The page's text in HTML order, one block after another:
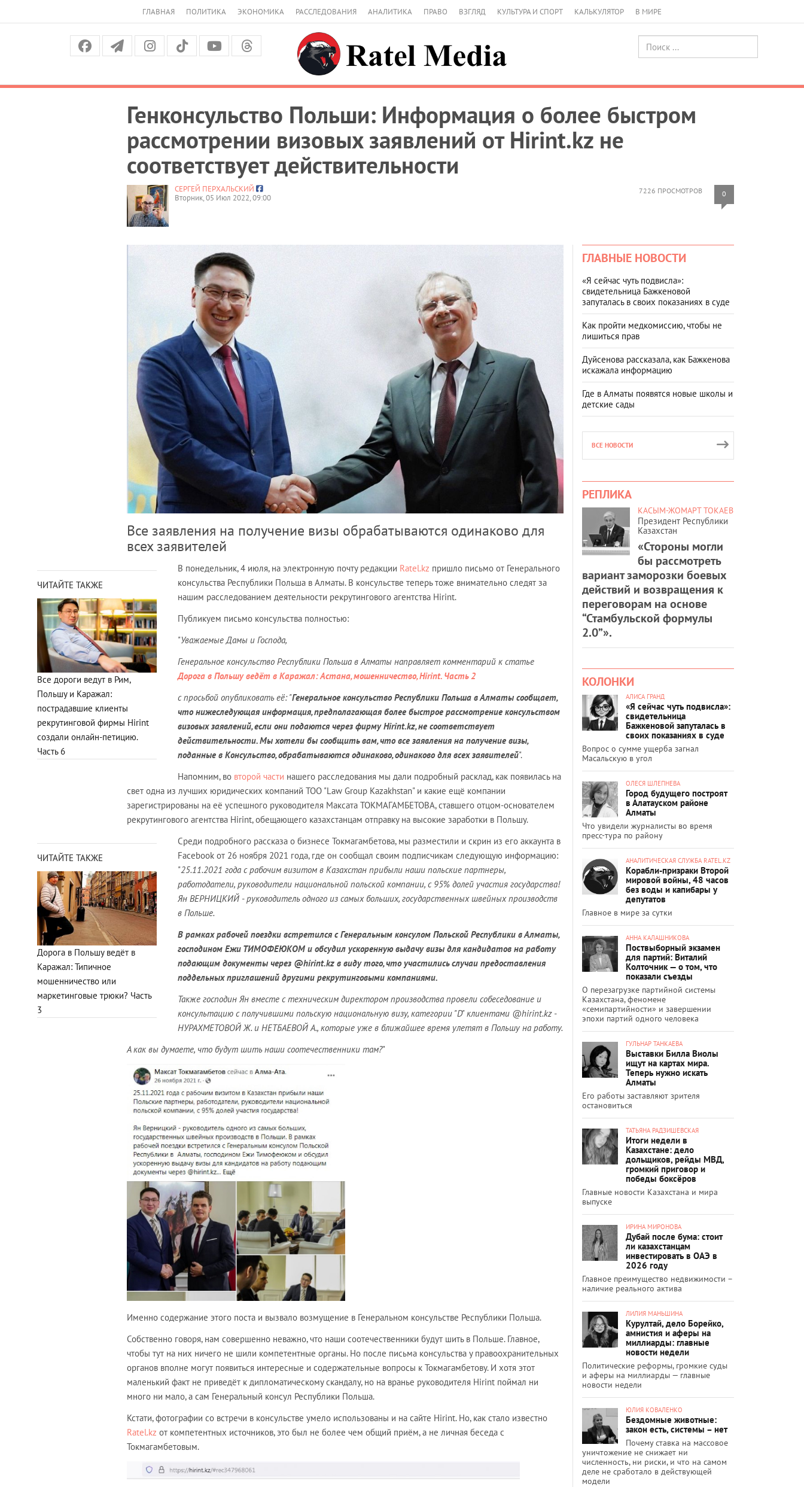
ГЛАВНАЯ ПОЛИТИКА ЭКОНОМИКА РАССЛЕДОВАНИЯ АНАЛИТИКА ПРАВО ВЗГЛЯД КУЛЬТУРА И СПОРТ КАЛЬКУЛЯТОР В МИРЕ
Генконсульство Польши: Информация о более быстром
рассмотрении визовых заявлений от Hirint.kz не
соответствует действительности
7226 ПРОСМОТРОВ 0
СЕРГЕЙ ПЕРХАЛЬСКИЙ
Вторник, 05 Июл 2022, 09:00
Все заявления на получение визы обрабатываются одинаково для
всех заявителей
ЧИТАЙТЕ ТАКЖЕ
Все дороги ведут в Рим,
Польшу и Каражал:
пострадавшие клиенты
рекрутинговой фирмы Hirint
создали онлайн-петицию.
Часть 6
В понедельник, 4 июля, на электронную почту редакции Ratel.kz пришло письмо от Генерального
консульства Республики Польша в Алматы. В консульстве теперь тоже внимательно следят за
нашим расследованием деятельности рекрутингового агентства Hirint.
Публикуем письмо консульства полностью:
"Уважаемые Дамы и Господа,
Генеральное консульство Республики Польша в Алматы направляет комментарий к статье
Дорога в Польшу ведёт в Каражал: Астана, мошенничество, Hirint. Часть 2
с просьбой опубликовать её: "Генеральное консульство Республики Польша в Алматы сообщает,
что нижеследующая информация, предполагающая более быстрое рассмотрение консульством
визовых заявлений, если они подаются через фирму Hirint.kz, не соответствует
действительности. Мы хотели бы сообщить вам, что все заявления на получение визы,
поданные в Консульство, обрабатываются одинаково, одинаково для всех заявителей".
Напомним, во второй части нашего расследования мы дали подробный расклад, как появилась на
свет одна из лучших юридических компаний ТОО "Law Group Kazakhstan" и какие ещё компании
зарегистрированы на её успешного руководителя Максата ТОКМАГАМБЕТОВА, ставшего отцом-основателем
рекрутингового агентства Hirint, обещающего казахстанцам отправку на высокие заработки в Польшу.
ЧИТАЙТЕ ТАКЖЕ
Дорога в Польшу ведёт в
Каражал: Типичное
мошенничество или
маркетинговые трюки? Часть
3
Среди подробного рассказа о бизнесе Токмагамбетова, мы разместили и скрин из его аккаунта в
Facebook от 26 ноября 2021 года, где он сообщал своим подписчикам следующую информацию:
"25.11.2021 года с рабочим визитом в Казахстан прибыли наши польские партнеры,
работодатели, руководители национальной польской компании, с 95% долей участия государства!
Ян ВЕРНИЦКИЙ - руководитель одного из самых больших, государственных швейных производств
в Польше.
В рамках рабочей поездки встретился с Генеральным консулом Польской Республики в Алматы,
господином Ежи ТИМОФЕЮКОМ и обсудил ускоренную выдачу визы для кандидатов на работу
подающим документы через @hirint.kz в виду того, что участились случаи предоставления
поддельных приглашений другими рекрутинговыми компаниями.
Также господин Ян вместе с техническим директором производства провели собеседование и
консультацию с получившими польскую национальную визу, категории "D" клиентами @hirint.kz -
НУРАХМЕТОВОЙ Ж. и НЕТБАЕВОЙ А., которые уже в ближайшее время улетят в Польшу на работу.
А как вы думаете, что будут шить наши соотечественники там?"
Именно содержание этого поста и вызвало возмущение в Генеральном консульстве Республики Польша.
Собственно говоря, нам совершенно неважно, что наши соотечественники будут шить в Польше. Главное,
чтобы тут на них ничего не шили компетентные органы. Но после письма консульства у правоохранительных
органов вполне могут появиться интересные и содержательные вопросы к Токмагамбетову. И хотя этот
маленький факт не приведёт к дипломатическому скандалу, но на вранье руководителя Hirint поймал ни
много ни мало, а сам Генеральный консул Республики Польша.
Кстати, фотографии со встречи в консульстве умело использованы и на сайте Hirint. Но, как стало известно
Ratel.kz от компетентных источников, это был не более чем общий приём, а не личная беседа с
Токмагамбетовым.
ГЛАВНЫЕ НОВОСТИ
«Я сейчас чуть подвисла»:
свидетельница Бажкеновой
запуталась в своих показаниях в суде
Как пройти медкомиссию, чтобы не
лишиться прав
Дуйсенова рассказала, как Бажкенова
искажала информацию
Где в Алматы появятся новые школы и
детские сады
ВСЕ НОВОСТИ
РЕПЛИКА
КАСЫМ-ЖОМАРТ ТОКАЕВ
Президент Республики
Казахстан
«Стороны могли
бы рассмотреть
вариант заморозки боевых
действий и возвращения к
переговорам на основе
“Стамбульской формулы
2.0”».
КОЛОНКИ
АЛИСА ГРАНД
«Я сейчас чуть подвисла»:
свидетельница
Бажкеновой запуталась в
своих показаниях в суде
Вопрос о сумме ущерба загнал
Масальскую в угол
ОЛЕСЯ ШЛЕПНЕВА
Город будущего построят
в Алатауском районе
Алматы
Что увидели журналисты во время
пресс-тура по району
АНАЛИТИЧЕСКАЯ СЛУЖБА RATEL.KZ
Корабли-призраки Второй
мировой войны, 48 часов
без воды и капибары у
депутатов
Главное в мире за сутки
АННА КАЛАШНИКОВА
Поствыборный экзамен
для партий: Виталий
Колточник — о том, что
показали съезды
О перезагрузке партийной системы
Казахстана, феномене
«семипартийности» и завершении
эпохи партий одного человека
ГУЛЬНАР ТАНКАЕВА
Выставки Билла Виолы
ищут на картах мира.
Теперь нужно искать
Алматы
Его работы заставляют зрителя
остановиться
ТАТЬЯНА РАДЗИШЕВСКАЯ
Итоги недели в
Казахстане: дело
дольщиков, рейды МВД,
громкий приговор и
победы боксёров
Главные новости Казахстана и мира
выпуске
ИРИНА МИРОНОВА
Дубай после бума: стоит
ли казахстанцам
инвестировать в ОАЭ в
2026 году
Главное преимущество недвижимости –
наличие реального актива
ЛИЛИЯ МАНЬШИНА
Курултай, дело Борейко,
амнистия и аферы на
миллиарды: главные
новости недели
Политические реформы, громкие суды
и аферы на миллиарды — главные
новости недели
ЮЛИЯ КОВАЛЕНКО
Бездомные животные:
закон есть, системы – нет
Почему ставка на массовое
уничтожение не снижает ни
численность, ни риски, и что на самом
деле не сработало в действующей
модели